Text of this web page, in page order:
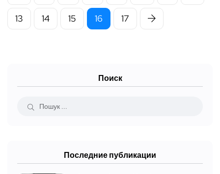
13 14 15 16 17
Поиск
Последние публикации